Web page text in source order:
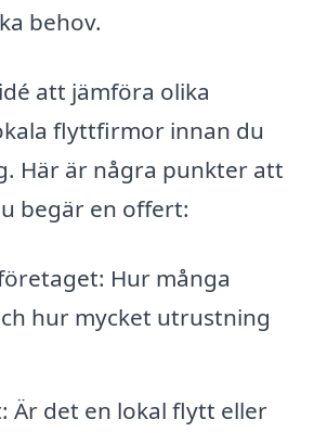
behov.
att jämföra olika
flyttfirmor innan du
Här är några punkter att
begär en offert:
Hur många
hur mycket utrustning
Är det en lokal flytt eller